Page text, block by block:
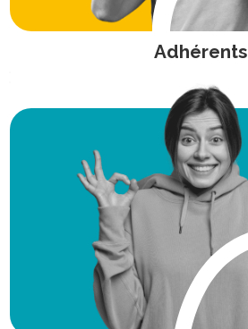
Adhérents